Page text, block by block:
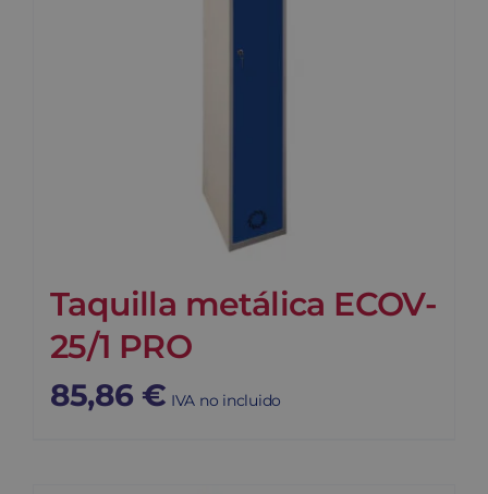
Taquilla metálica ECOV-
25/1 PRO
85,86 € IVA no incluido